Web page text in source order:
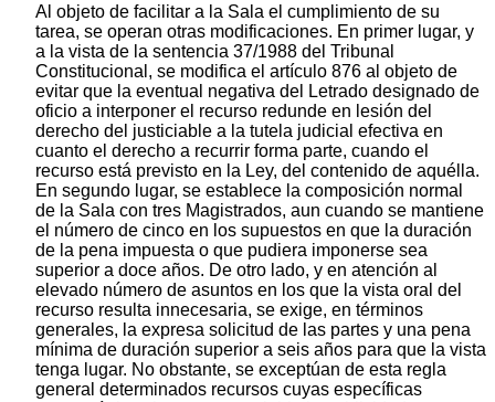
Al objeto de facilitar a la Sala el cumplimiento de su
tarea, se operan otras modificaciones. En primer lugar, y
a la vista de la sentencia 37/1988 del Tribunal
Constitucional, se modifica el artículo 876 al objeto de
evitar que la eventual negativa del Letrado designado de
oficio a interponer el recurso redunde en lesión del
derecho del justiciable a la tutela judicial efectiva en
cuanto el derecho a recurrir forma parte, cuando el
recurso está previsto en la Ley, del contenido de aquélla.
En segundo lugar, se establece la composición normal
de la Sala con tres Magistrados, aun cuando se mantiene
el número de cinco en los supuestos en que la duración
de la pena impuesta o que pudiera imponerse sea
superior a doce años. De otro lado, y en atención al
elevado número de asuntos en los que la vista oral del
recurso resulta innecesaria, se exige, en términos
generales, la expresa solicitud de las partes y una pena
mínima de duración superior a seis años para que la vista
tenga lugar. No obstante, se exceptúan de esta regla
general determinados recursos cuyas específicas